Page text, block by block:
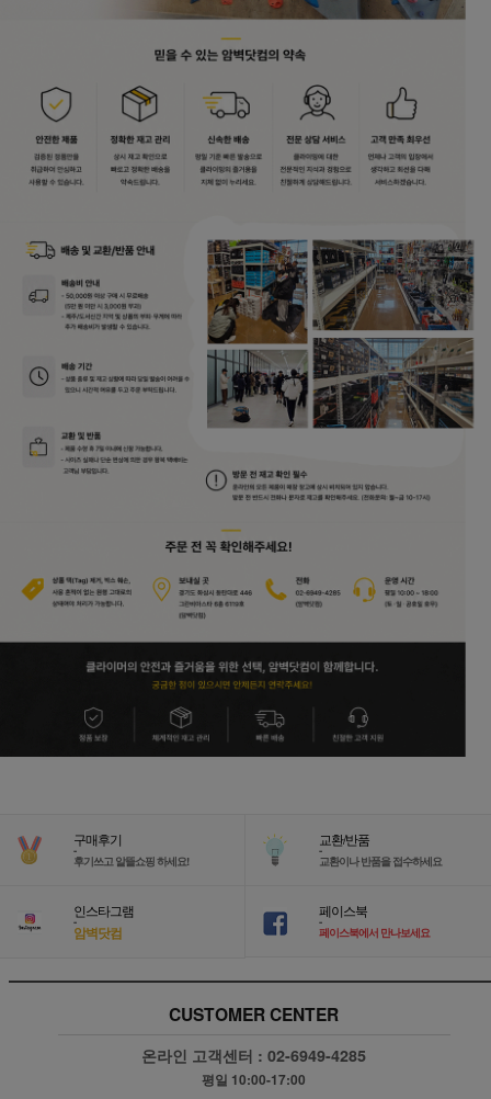
구매후기
-
후기쓰고 알뜰쇼핑 하세요!
교환/반품
-
교환이나 반품을 접수하세요
인스타그램
-
암벽닷컴
페이스북
-
페이스북에서 만나보세요
CUSTOMER CENTER
온라인 고객센터 :02-6949-4285
평일 10:00-17:00